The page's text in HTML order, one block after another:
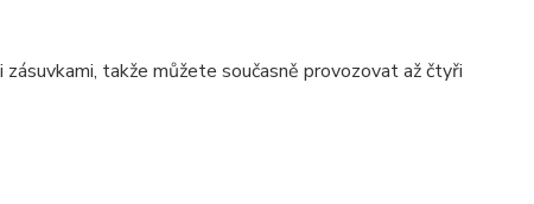
takže můžete současně provozovat až čtyři